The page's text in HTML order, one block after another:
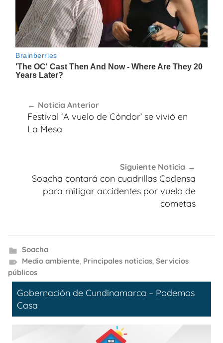
de
entradas
Noticia Anterior
Festival ‘A vuelo de Cóndor’ se vivió en
La Mesa
Siguiente Noticia
Soacha contará con cuadrillas Codensa
para mitigar accidentes por vuelo de
cometas
Soacha
Medio ambiente, Principales noticias, Servicios
públicos
Gobernación de Cundinamarca – Podemos
Casa